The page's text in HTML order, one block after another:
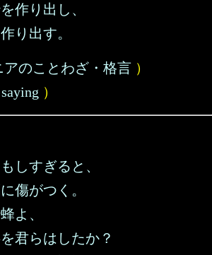
作り出し、
り出す。
アのことわざ・格言 ）
）
しすぎると、
傷がつく。
よ、
君らはしたか？